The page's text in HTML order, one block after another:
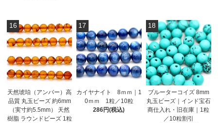
16
天然琥珀（アンバー）高
品質 丸玉ビーズ 約6mm
（実寸約5.5mm） 天然
樹脂 ラウンドビーズ 1粒
17
カイヤナイト 8ｍｍ｜1
0ｍｍ 1粒／10粒
286円(税込)
18
ブルーターコイズ 8mm
丸玉ビーズ｜インド宝石
商仕入れ・旧在庫｜1粒
／10粒割引